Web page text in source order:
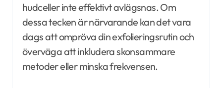
hudceller inte effektivt avlägsnas. Om
dessa tecken är närvarande kan det vara
dags att ompröva din exfolieringsrutin och
överväga att inkludera skonsammare
metoder eller minska frekvensen.